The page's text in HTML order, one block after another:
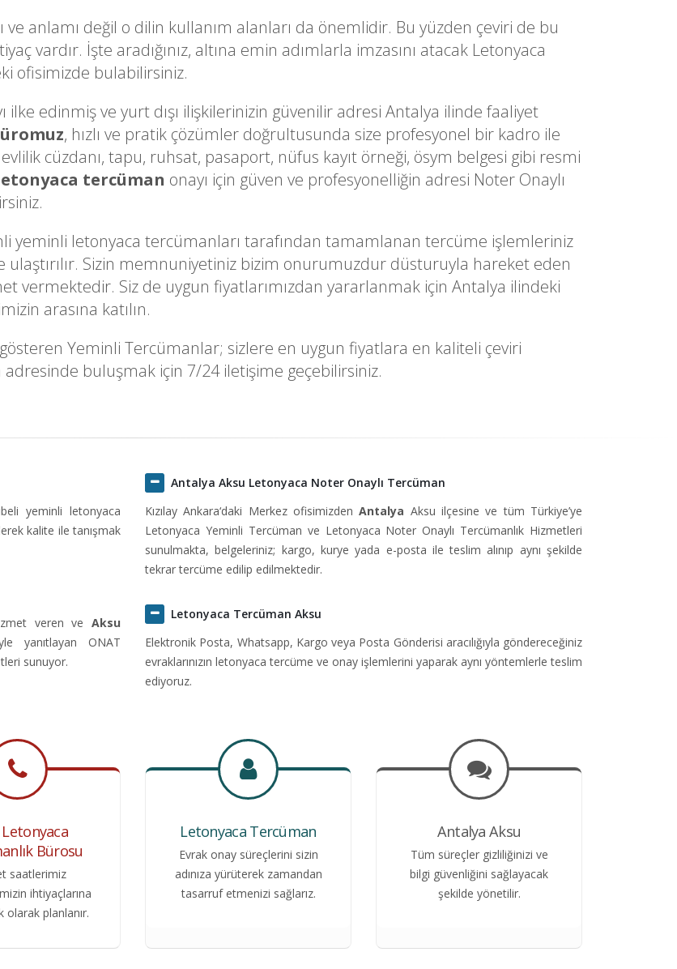
ve anlamı değil o dilin kullanım alanları da önemlidir. Bu yüzden çeviri de bu
vardır. İşte aradığınız, altına emin adımlarla imzasını atacak Letonyaca
ofisimizde bulabilirsiniz.
edinmiş ve yurt dışı ilişkilerinizin güvenilir adresi Antalya ilinde faaliyet
, hızlı ve pratik çözümler doğrultusunda size profesyonel bir kadro ile
cüzdanı, tapu, ruhsat, pasaport, nüfus kayıt örneği, ösym belgesi gibi resmi
tercüman onayı için güven ve profesyonelliğin adresi Noter Onaylı
yeminli letonyaca tercümanları tarafından tamamlanan tercüme işlemleriniz
ulaştırılır. Sizin memnuniyetiniz bizim onurumuzdur düsturuyla hareket eden
vermektedir. Siz de uygun fiyatlarımızdan yararlanmak için Antalya ilindeki
arasına katılın.
Yeminli Tercümanlar; sizlere en uygun fiyatlara en kaliteli çeviri
buluşmak için 7/24 iletişime geçebilirsiniz.
yeminli letonyaca
kalite ile tanışmak
veren ve Aksu
yanıtlayan ONAT
sunuyor.
Antalya Aksu Letonyaca Noter Onaylı Tercüman
Kızılay Ankara‘daki Merkez ofisimizdenAntalya Aksu ilçesine ve tüm Türkiye’ye
Letonyaca Yeminli Tercüman ve Letonyaca Noter Onaylı Tercümanlık Hizmetleri
sunulmakta, belgeleriniz; kargo, kurye yada e-posta ile teslim alınıp aynı şekilde
tekrar tercüme edilip edilmektedir.
Letonyaca Tercüman Aksu
Elektronik Posta, Whatsapp, Kargo veya Posta Gönderisi aracılığıyla göndereceğiniz
evraklarınızın letonyaca tercüme ve onay işlemlerini yaparak aynı yöntemlerle teslim
ediyoruz.
Bürosu
saatlerimiz
ihtiyaçlarına
olarak planlanır.
Letonyaca Tercüman
Evrak onay süreçlerini sizin
adınıza yürüterek zamandan
tasarruf etmenizi sağlarız.
Antalya Aksu
Tüm süreçler gizliliğinizi ve
bilgi güvenliğini sağlayacak
şekilde yönetilir.